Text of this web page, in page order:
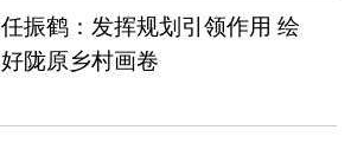
任振鹤：发挥规划引领作用 绘
好陇原乡村画卷